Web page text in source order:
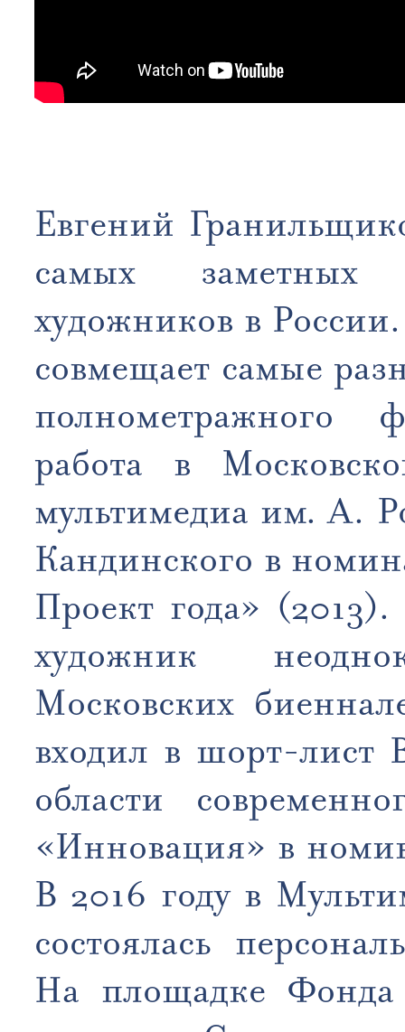
Евгений
самых заметных
художников в
совмещает самые
полнометражного
работа в
мультимедиа им. А.
Кандинского в
Проект года»
художник
Московских
входил в шорт-лист
области
«Инновация» в
В 2016 году в
состоялась
На площадке Фонда